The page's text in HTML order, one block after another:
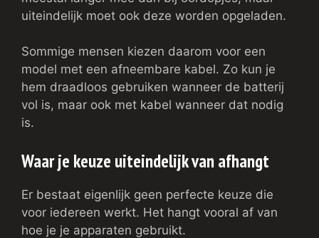
uiteindelijk moet ook deze worden opgeladen.
Sommige mensen kiezen daarom voor een
model met een afneembare kabel. Zo kun je
hem draadloos gebruiken wanneer de batterij
vol is, maar ook met kabel wanneer dat nodig
is.
Waar je keuze uiteindelijk van afhangt
Er bestaat eigenlijk geen perfecte keuze die
voor iedereen werkt. Het hangt vooral af van
hoe je je apparaten gebruikt.